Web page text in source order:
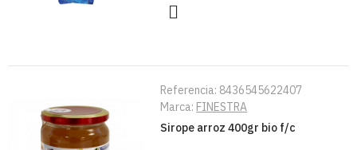
Referencia: 8436545622407
Marca: FINESTRA
Sirope arroz 400gr bio f/c